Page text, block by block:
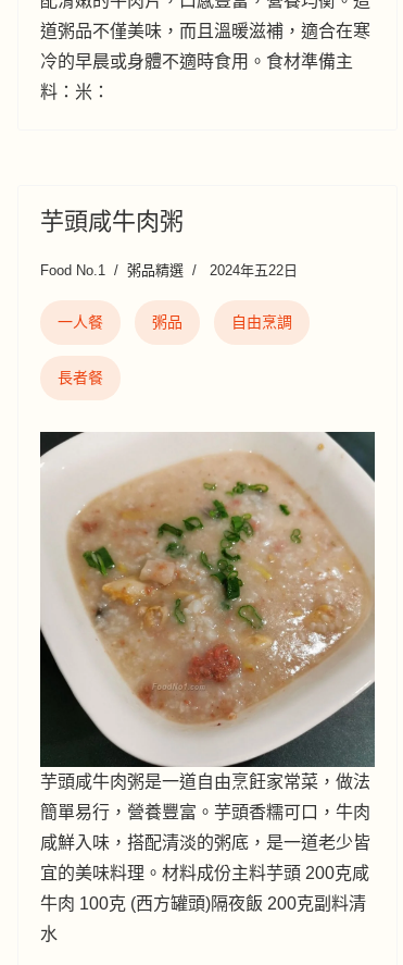
道粥品不僅美味，而且溫暖滋補，適合在寒
冷的早晨或身體不適時食用。食材準備主
料：米：
芋頭咸牛肉粥
Food No.1 粥品精選 2024年五22日
一人餐 粥品 自由烹調
長者餐
芋頭咸牛肉粥是一道自由烹飪家常菜，做法
簡單易行，營養豐富。芋頭香糯可口，牛肉
咸鮮入味，搭配清淡的粥底，是一道老少皆
宜的美味料理。材料成份主料芋頭 200克咸
牛肉 100克 (西方罐頭)隔夜飯 200克副料清
水